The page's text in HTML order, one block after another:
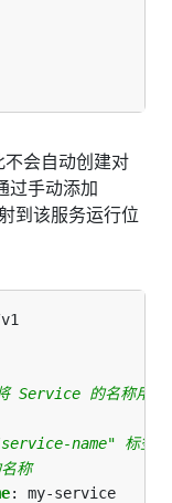
会自动创建对
过手动添加
到该服务运行位
Service 的名称用
name" 标签。
称
:
my-service